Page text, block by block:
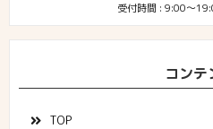
受付時間 : 9:00～
コンテ
TOP